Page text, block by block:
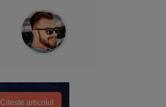
Citește articolul